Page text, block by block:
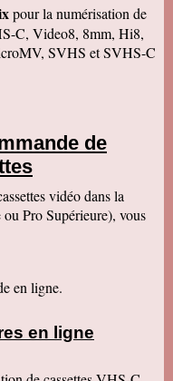
vous remercie
vous avez
votre travail.
de
le disque dur.
de revoir tout
petites, il y
Merci
/ je ne
pour la numérisation de
C, Video8, 8mm, Hi8,
SVHS et SVHS-C
de
vidéo dans la
Pro Supérieure), vous
en ligne.
en ligne